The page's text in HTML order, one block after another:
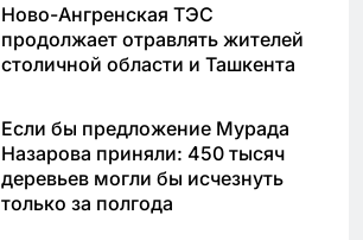
Ново-Ангренская ТЭС
продолжает отравлять жителей
столичной области и Ташкента
Если бы предложение Мурада
Назарова приняли: 450 тысяч
деревьев могли бы исчезнуть
только за полгода